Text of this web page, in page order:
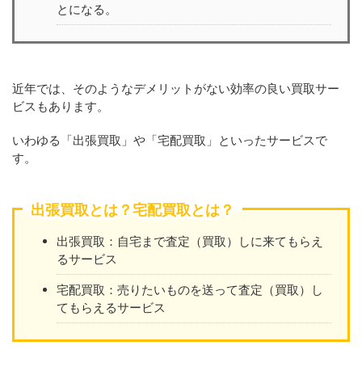
とになる。
近年では、そのようなデメリットがない効率の良い買取サー
ビスもあります。
いわゆる「出張買取」や「宅配買取」といったサービスで
す。
出張買取とは？宅配買取とは？
出張買取：自宅まで査定（買取）しに来てもらえ
るサービス
宅配買取：売りたいものを送って査定（買取）し
てもらえるサービス